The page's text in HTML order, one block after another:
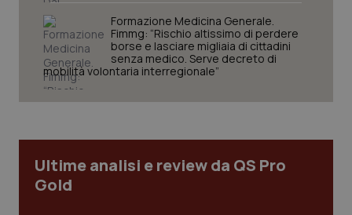
Formazione Medicina Generale.
Fimmg: “Rischio altissimo di perdere
borse e lasciare migliaia di cittadini
senza medico. Serve decreto di
mobilità volontaria interregionale”
Ultime analisi e review da QS Pro
Gold
Necessari Statistici Marketing
I cookie necessari contribuiscono a rendere fruibile il
sito web abilitandone funzionalità di base quali la
navigazione sulle pagine e l'accesso alle aree